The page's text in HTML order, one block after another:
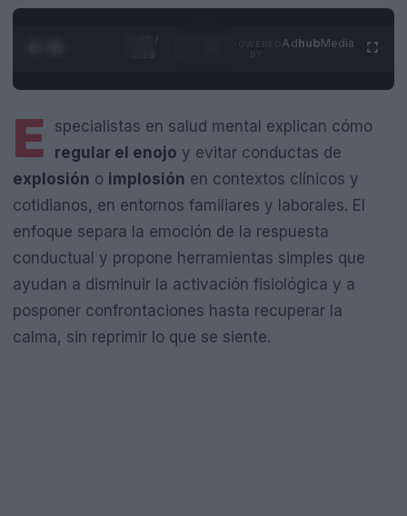
0:28 /
AdhubMedia
E
specialistas en salud mental explican cómo
regular el enojo y evitar conductas de
explosión o implosión en contextos clínicos y
cotidianos, en entornos familiares y laborales. El
enfoque separa la emoción de la respuesta
conductual y propone herramientas simples que
ayudan a disminuir la activación fisiológica y a
posponer confrontaciones hasta recuperar la
calma, sin reprimir lo que se siente.